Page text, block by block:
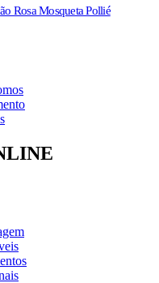
Rosa Mosqueta Pollié